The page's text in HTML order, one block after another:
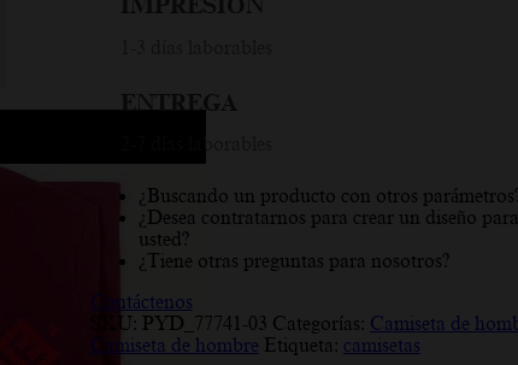
¿Buscando un producto con otros
¿Desea contratarnos para crear un diseño para
usted?
¿Tiene otras preguntas para nosotros?
Contáctenos
SKU: PYD_77741-03 Categorías: Camiseta de
Camiseta de hombre Etiqueta: camisetas